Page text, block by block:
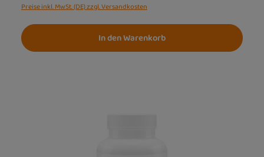
Preise inkl. MwSt. (DE) zzgl. Versandkosten
In den Warenkorb